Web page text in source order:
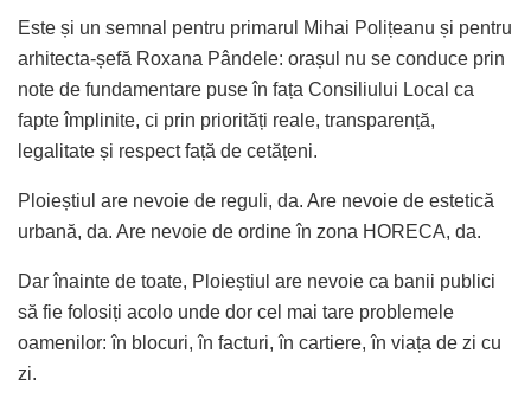
Este și un semnal pentru primarul Mihai Polițeanu și pentru
arhitecta-șefă Roxana Pândele: orașul nu se conduce prin
note de fundamentare puse în fața Consiliului Local ca
fapte împlinite, ci prin priorități reale, transparență,
legalitate și respect față de cetățeni.
Ploieștiul are nevoie de reguli, da. Are nevoie de estetică
urbană, da. Are nevoie de ordine în zona HORECA, da.
Dar înainte de toate, Ploieștiul are nevoie ca banii publici
să fie folosiți acolo unde dor cel mai tare problemele
oamenilor: în blocuri, în facturi, în cartiere, în viața de zi cu
zi.